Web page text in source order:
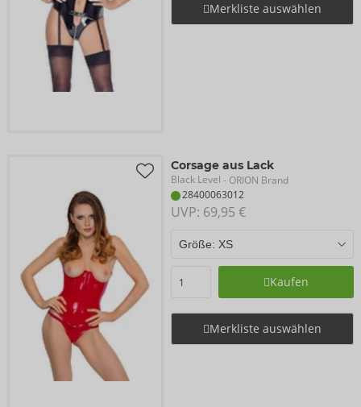
Merkliste auswählen
Corsage aus Lack
Black Level - ORION Brand
28400063012
UVP: 69,95 €
Kaufen
Merkliste auswählen